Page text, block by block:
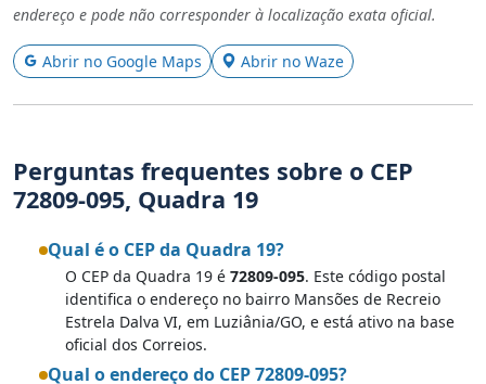
endereço e pode não corresponder à localização exata oficial.
Abrir no Google Maps Abrir no Waze
Perguntas frequentes sobre o CEP
72809-095, Quadra 19
Qual é o CEP da Quadra 19?
O CEP da Quadra 19 é 72809-095. Este código postal
identifica o endereço no bairro Mansões de Recreio
Estrela Dalva VI, em Luziânia/GO, e está ativo na base
oficial dos Correios.
Qual o endereço do CEP 72809-095?